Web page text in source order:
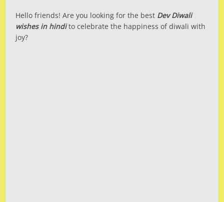
Hello friends! Are you looking for the best Dev Diwali
wishes in hindito celebrate the happiness of diwali with
joy?